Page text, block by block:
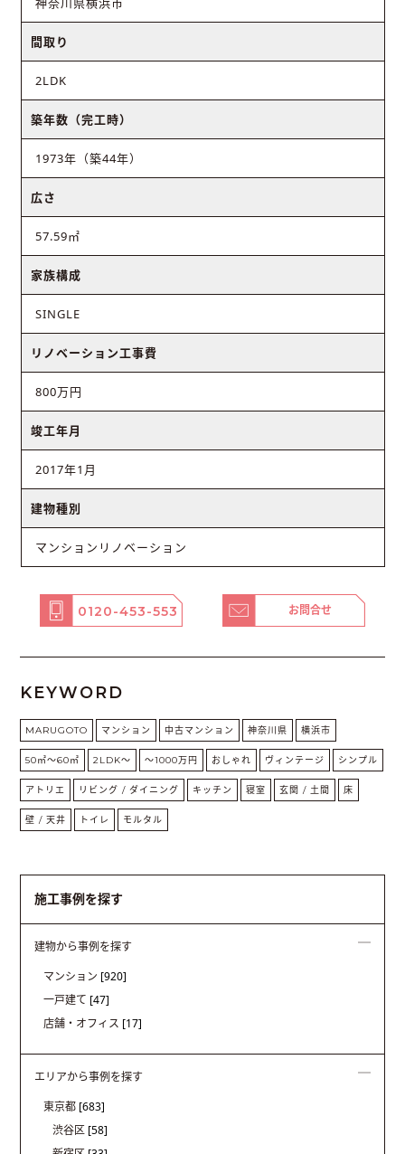
間取り
2LDK
築年数（完工時）
1973年（築44年）
広さ
57.59㎡
家族構成
SINGLE
リノベーション工事費
800万円
竣工年月
2017年1月
建物種別
マンションリノベーション
0120-453-553 お問合せ
KEYWORD
MARUGOTO マンション 中古マンション 神奈川県 横浜市
50㎡〜60㎡ 2LDK〜 〜1000万円 おしゃれ ヴィンテージ シンプル
アトリエ リビング / ダイニング キッチン 寝室 玄関 / 土間 床
壁 / 天井 トイレ モルタル
施工事例を探す
建物から事例を探す
マンション [920]
一戸建て [47]
店舗・オフィス [17]
エリアから事例を探す
東京都 [683]
渋谷区 [58]